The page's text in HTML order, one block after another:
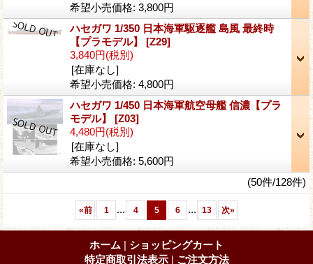
希望小売価格: 3,800円
ハセガワ 1/350 日本海軍駆逐艦 島風 最終時
【プラモデル】 [Z29]
3,840円(税別)
[在庫なし]
希望小売価格: 4,800円
ハセガワ 1/450 日本海軍航空母艦 信濃【プラ
モデル】 [Z03]
4,480円(税別)
[在庫なし]
希望小売価格: 5,600円
(50件/128件)
«前 1 ... 4 5 6 ... 13 次»
ホーム | ショッピングカート
特定商取引法表示 | ご注文方法